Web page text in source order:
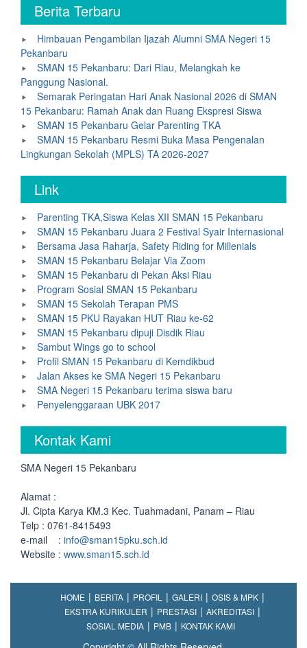
Berita Terbaru
Himbauan Pengambilan Ijazah Alumni SMA Negeri 15
Pekanbaru
SMAN 15 Pekanbaru: Dari Riau, Melangkah ke
Panggung Nasional.
Semarak Peringatan Hari Anak Nasional 2026 di SMAN
15 Pekanbaru: Ramah Anak dan Ruang Ekspresi Siswa
SMAN 15 Pekanbaru Gelar Parenting TKA
SMAN 15 Pekanbaru Resmi Buka Masa Pengenalan
Lingkungan Sekolah (MPLS) TA 2026-2027
Link
Parenting TKA,Siswa Kelas XII SMAN 15 Pekanbaru
SMAN 15 Pekanbaru Juara 2 Festival Syair Internasional
Bersama Jasa Raharja, Safety Riding for Millenials
SMAN 15 Pekanbaru Belajar Via Zoom
SMAN 15 Pekanbaru di Pekan Aksi Riau
Program Sosial SMAN 15 Pekanbaru
SMAN 15 Sekolah Terapan PMS
SMAN 15 PKU Rayakan HUT Riau ke-62
SMAN 15 Pekanbaru dipuji Disdik Riau
Sambut Wings go to school
Profil SMAN 15 Pekanbaru di Kemdikbud
Jalan Akses ke SMA Negeri 15 Pekanbaru
SMA Negeri 15 Pekanbaru terima siswa baru
Penyelenggaraan UBK 2017
Kontak Kami
SMA Negeri 15 Pekanbaru
Alamat :
Jl. Cipta Karya KM.3 Kec. Tuahmadani, Panam – Riau
Telp : 0761-8415493
e-mail : info@sman15pku.sch.id
Website : www.sman15.sch.id
HOME BERITA PROFIL GALERI
OSIS & MPK
EKSTRA KURIKULER
PRESTASI
AKREDITASI
SOSIAL MEDIA
PMB KONTAK KAMI